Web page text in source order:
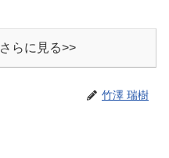
らに見る>>
竹澤 瑞樹